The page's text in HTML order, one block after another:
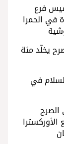
فرع
في الحمرا
يخلّد مئة
في